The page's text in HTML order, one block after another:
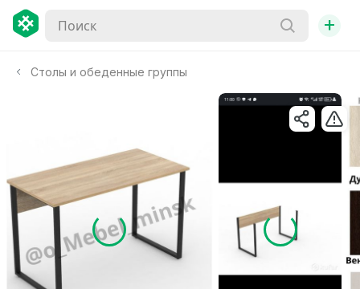
+
Столы и обеденные группы